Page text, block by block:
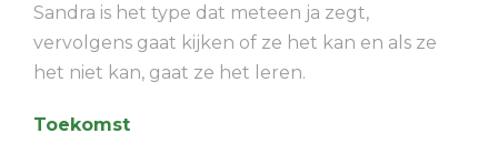
Sandra is het type dat meteen ja zegt,
vervolgens gaat kijken of ze het kan en als ze
het niet kan, gaat ze het leren.
Toekomst